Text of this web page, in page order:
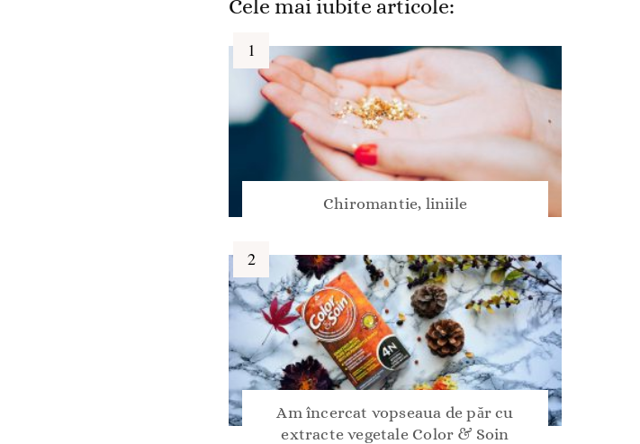
Cele mai iubite articole:
Chiromantie, liniile
Am încercat vopseaua de păr cu
extracte vegetale Color & Soin